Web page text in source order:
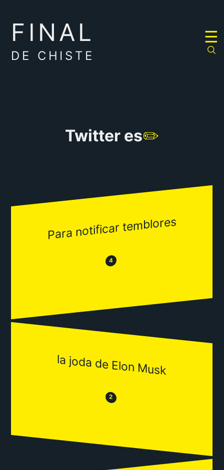
FINAL
DE CHISTE
☰
Twitter es✏️
Para notificar temblores
😒 4 😂
la joda de Elon Musk
😒 2 😂